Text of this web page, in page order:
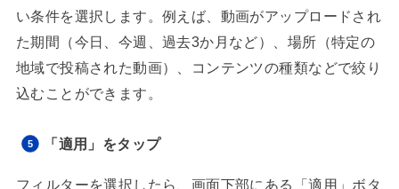
い条件を選択します。例えば、動画がアップロードされ
た期間（今日、今週、過去3か月など）、場所（特定の
地域で投稿された動画）、コンテンツの種類などで絞り
込むことができます。
「適用」をタップ
フィルターを選択したら、画面下部にある「適用」ボタ